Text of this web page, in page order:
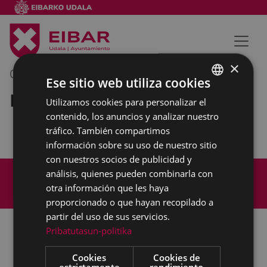
01/07/2022
Reunión interna municipal
Aviso legal
Política de cookies
Accesibilidad
BASQUE
SPANISH
×
Ese sitio web utiliza cookies
Utilizamos cookies para personalizar el
contenido, los anuncios y analizar nuestro
tráfico. También compartimos
información sobre su uso de nuestro sitio
con nuestros socios de publicidad y
análisis, quienes pueden combinarla con
otra información que les haya
proporcionado o que hayan recopilado a
partir del uso de sus servicios.
Pribatutasun-politika
Cookies
Cookies de